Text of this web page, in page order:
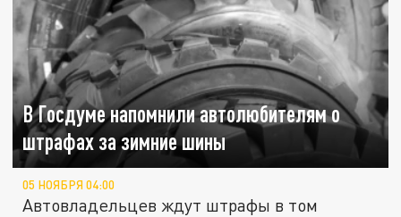
В Госдуме напомнили автолюбителям о
штрафах за зимние шины
05 НОЯБРЯ 04:00
Автовладельцев ждут штрафы в том